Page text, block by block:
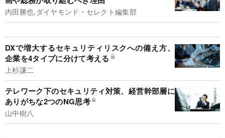
内田勝也,ダイヤモンド・セレクト編集部
DXで増大するセキュリティリスクへの備え方、
企業を4タイプに分けて考える
上杉謙二
テレワーク下のセキュリティ対策、経営幹部層に
ありがちな2つのNG思考
山中樹八